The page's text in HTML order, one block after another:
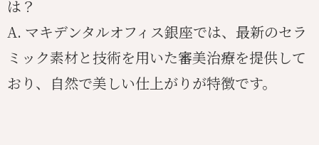
は？
A. マキデンタルオフィス銀座では、最新のセラ
ミック素材と技術を用いた審美治療を提供して
おり、自然で美しい仕上がりが特徴です。